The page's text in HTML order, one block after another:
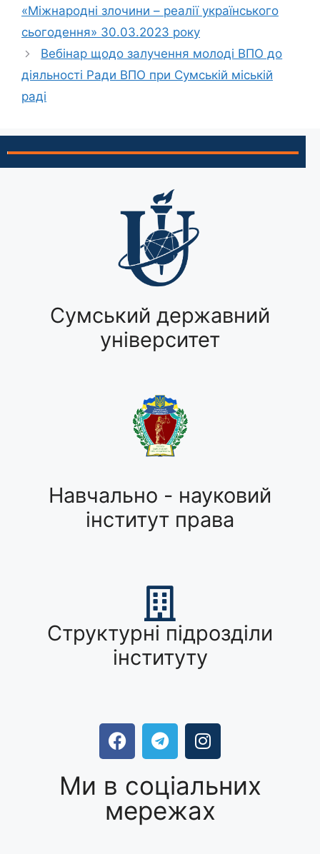
«Міжнародні злочини – реалії українського
сьогодення» 30.03.2023 року
Вебінар щодо залучення молоді ВПО до
діяльності Ради ВПО при Сумській міській
раді
Сумський державний
університет
Навчально - науковий
інститут права
Структурні підрозділи
інституту
Ми в соціальних
мережах